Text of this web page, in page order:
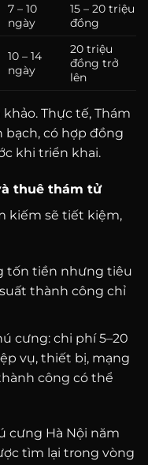
7 – 10
ngày
15 – 20 triệu
đồng
10 – 14
ngày
20 triệu
đồng trở
lên
Thực tế, Thám
bạch, có hợp đồng
khi triển khai.
thuê thám tử
kiếm sẽ tiết kiệm,
tốn tiền nhưng tiêu
thành công chỉ
cưng: chi phí 5–20
vụ, thiết bị, mạng
công có thể
cưng Hà Nội năm
tìm lại trong vòng